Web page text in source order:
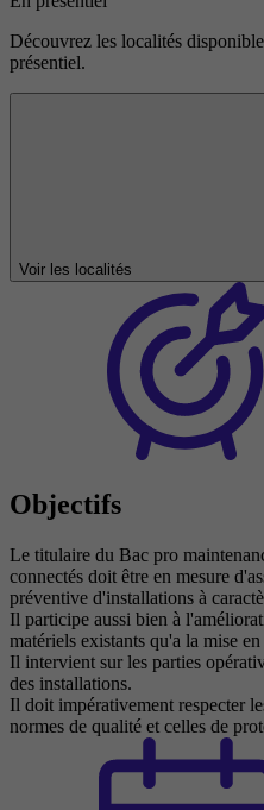
Découvrez les localités
présentiel.
Voir les localités
Objectifs
Le titulaire du Bac pro
connectés doit être en mesure
préventive d'installations à
Il participe aussi bien à
matériels existants qu'a la mise
Il intervient sur les parties
des installations.
Il doit impérativement respecter
normes de qualité et celles de